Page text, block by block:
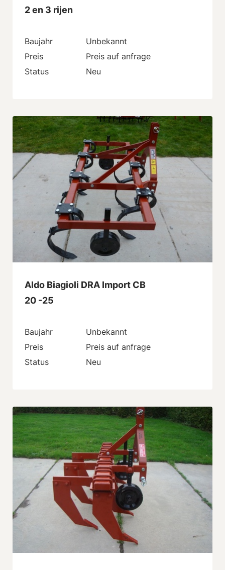
2 en 3 rijen
Baujahr
Unbekannt
Preis
Preis auf anfrage
Status
Neu
Aldo Biagioli DRA Import CB
20 -25
Baujahr
Unbekannt
Preis
Preis auf anfrage
Status
Neu